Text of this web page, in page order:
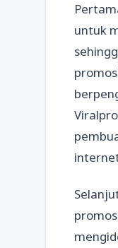
untuk